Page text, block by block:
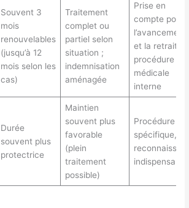
Souvent 3
mois
renouvelables
(jusqu’à 12
mois selon les
cas)
Traitement
complet ou
partiel selon
situation ;
indemnisation
aménagée
Prise en
compte pour
l’avancement
et la retraite;
procédure
médicale
interne
Durée
souvent plus
protectrice
Maintien
souvent plus
favorable
(plein
traitement
possible)
Procédure
spécifique,
indispensable